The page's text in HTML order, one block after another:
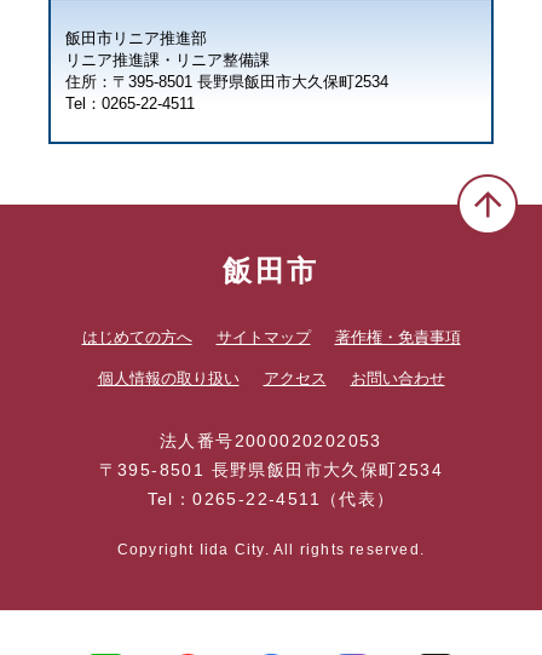
飯田市リニア推進部
リニア推進課・リニア整備課
住所：〒395-8501 長野県飯田市大久保町2534
Tel：0265-22-4511
飯田市
はじめての方へ サイトマップ 著作権・免責事項
個人情報の取り扱い アクセス お問い合わせ
法人番号2000020202053
〒395-8501 長野県飯田市大久保町2534
Tel：0265-22-4511（代表）
Copyright Iida City. All rights reserved.